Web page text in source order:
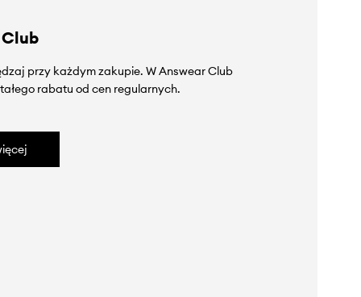
przy każdym zakupie. W Answear Club
rabatu od cen regularnych.